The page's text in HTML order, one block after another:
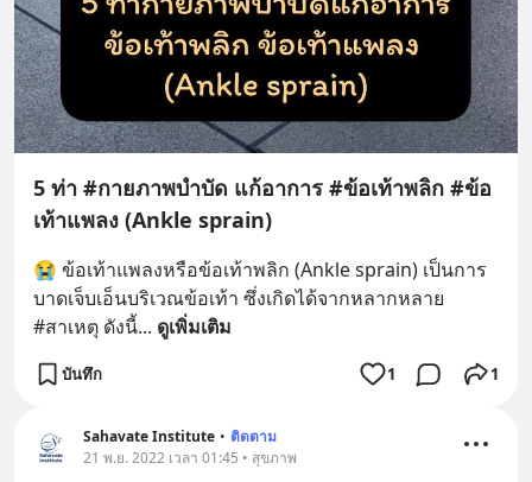
5 ท่า #กายภาพบำบัด แก้อาการ #ข้อเท้าพลิก #ข้อ
เท้าแพลง (Ankle sprain)
😭 ข้อเท้าแพลงหรือข้อเท้าพลิก (Ankle sprain) เป็นการ
บาดเจ็บเอ็นบริเวณข้อเท้า ซึ่งเกิดได้จากหลากหลาย
#สาเหตุ ดังนี้... ดูเพิ่มเติม
บันทึก 1 1
Sahavate Institute • ติดตาม
21 พ.ย. 2022 เวลา 01:45 • สุขภาพ